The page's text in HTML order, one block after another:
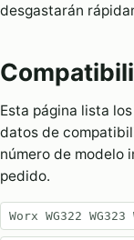
desgastarán
Esta página lista
datos de
número de modelo
pedido.
Worx WG322